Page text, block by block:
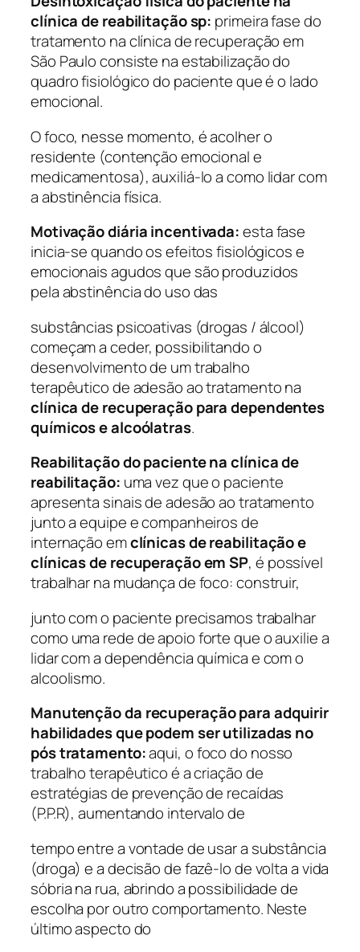
clínica de reabilitação sp: primeira fase do
tratamento na clínica de recuperação em
São Paulo consiste na estabilização do
quadro fisiológico do paciente que é o lado
emocional.
O foco, nesse momento, é acolher o
residente (contenção emocional e
medicamentosa), auxiliá-lo a como lidar com
a abstinência física.
Motivação diária incentivada:esta fase
inicia-se quando os efeitos fisiológicos e
emocionais agudos que são produzidos
pela abstinência do uso das
substâncias psicoativas (drogas / álcool)
começam a ceder, possibilitando o
desenvolvimento de um trabalho
terapêutico de adesão ao tratamento na
clínica de recuperação para dependentes
químicos e alcoólatras.
Reabilitação do paciente na clínica de
reabilitação: uma vez que o paciente
apresenta sinais de adesão ao tratamento
junto a equipe e companheiros de
internação emclínicas de reabilitação e
clínicas de recuperação em SP, é possível
trabalhar na mudança de foco: construir,
junto com o paciente precisamos trabalhar
como uma rede de apoio forte que o auxilie a
lidar com a dependência química e com o
alcoolismo.
Manutenção da recuperação para adquirir
habilidades que podem ser utilizadas no
pós tratamento:aqui, o foco do nosso
trabalho terapêutico é a criação de
estratégias de prevenção de recaídas
(P.P.R), aumentando intervalo de
tempo entre a vontade de usar a substância
(droga) e a decisão de fazê-lo de volta a vida
sóbria na rua, abrindo a possibilidade de
escolha por outro comportamento. Neste
último aspecto do